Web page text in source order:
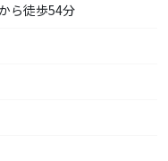
ら徒歩54分